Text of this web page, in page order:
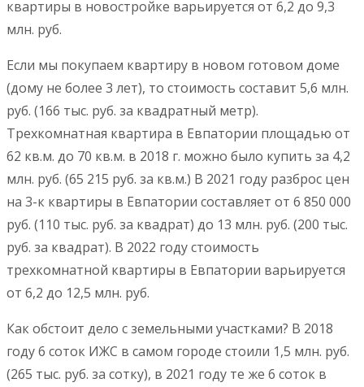
квартиры в новостройке варьируется от 6,2 до 9,3
млн. руб.
Если мы покупаем квартиру в новом готовом доме
(дому не более 3 лет), то стоимость составит 5,6 млн.
руб. (166 тыс. руб. за квадратный метр).
Трехкомнатная квартира в Евпатории площадью от
62 кв.м. до 70 кв.м. в 2018 г. можно было купить за 4,2
млн. руб. (65 215 руб. за кв.м.) В 2021 году разброс цен
на 3-к квартиры в Евпатории составляет от 6 850 000
руб. (110 тыс. руб. за квадрат) до 13 млн. руб. (200 тыс.
руб. за квадрат). В 2022 году стоимость
трехкомнатной квартиры в Евпатории варьируется
от 6,2 до 12,5 млн. руб.
Как обстоит дело с земельными участками? В 2018
году 6 соток ИЖС в самом городе стоили 1,5 млн. руб.
(265 тыс. руб. за сотку), в 2021 году те же 6 соток в